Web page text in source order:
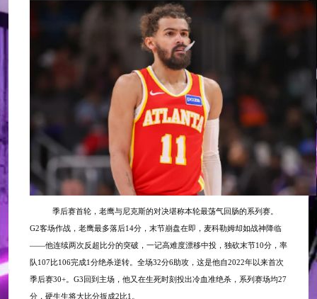
季后赛首轮，老鹰与尼克斯的对决堪称本轮最荡气回肠的系列赛。
G2客场作战，老鹰最多落后14分，末节崩盘在即，麦科勒姆却如战神降临
——他连续两次反超比分的突破，一记高难度漂移中投，独砍末节10分，率
队107比106完成1分绝杀逆转。全场32分6助攻，这是他自2022年以来首次
季后赛30+。G3回到主场，他又在生死时刻投出冷血准绝杀，系列赛场均27
分，硬生生将大比分扳成2比1。